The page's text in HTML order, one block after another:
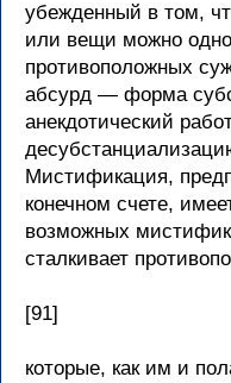
убежденный в том,
или вещи можно
противоположных
абсурд — форма
анекдотический
Мистификация,
конечном счете,
возможных
сталкивает
[91]
которые, как им и